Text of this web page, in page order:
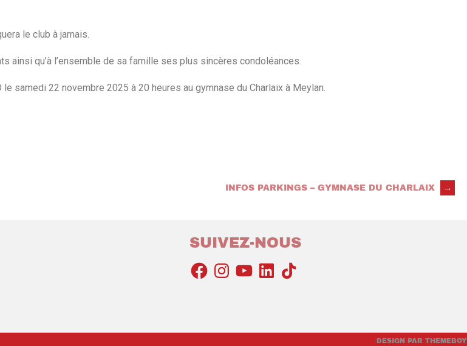
le club à jamais.
ainsi qu’à l’ensemble de sa famille ses plus sincères condoléances.
samedi 22 novembre 2025 à 20 heures au gymnase du Charlaix à Meylan.
INFOS PARKINGS – GYMNASE DU CHARLAIX →
SUIVEZ-NOUS
DESIGN PAR THEMEBOY